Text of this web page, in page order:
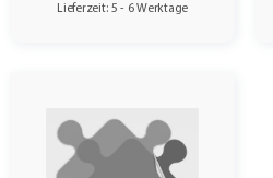
Lieferzeit: 5 - 6 Werktage